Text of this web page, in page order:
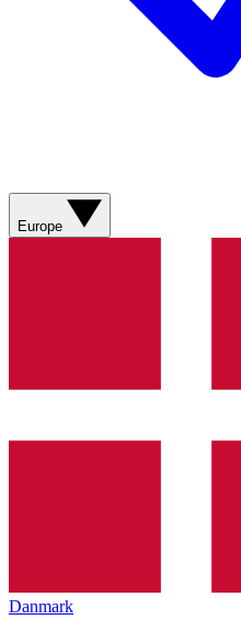
Europe
Danmark